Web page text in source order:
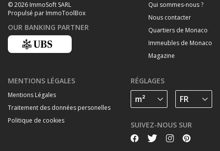
© 2026 ImmoSoft SARL
Propulsé par ImmoToolBox
OUR BANKING PARTNER
Qui sommes-nous ?
Nous contacter
Quartiers de Monaco
Immeubles de Monaco
Magazine
MENTIONS LÉGALES
Mentions Légales
Traitement des données personelles
Politique de cookies
RÉGLAGES
SUIVEZ-NOUS SUR